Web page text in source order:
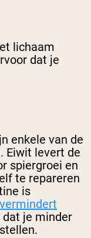
lichaam
dat je
enkele van de
Eiwit levert de
spiergroei en
te repareren
is
je minder